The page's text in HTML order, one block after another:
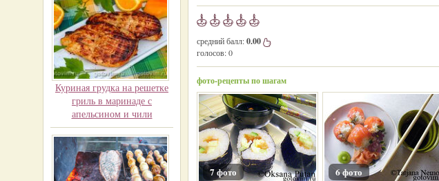
Куриная грудка на решетке
гриль в маринаде с
апельсином и чили
средний балл:0.00
голосов:0
фото-рецепты по шагам
7 фото 6 фото